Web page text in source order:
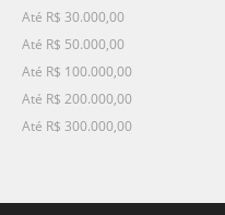
Até R$ 30.000,00
Até R$ 50.000,00
Até R$ 100.000,00
Até R$ 200.000,00
Até R$ 300.000,00